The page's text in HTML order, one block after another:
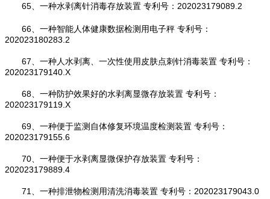
65、一种水剥离针消毒存放装置 专利号：202023179089.2
66、一种智能人体健康数据检测用电子秤 专利号：
202023180283.2
67、一种人水剥离、一次性使用皮肤点刺针消毒装置 专利号：
202023179140.X
68、一种防护效果好的水剥离显微存放装置 专利号：
202023179119.X
69、一种便于监测自体修复环境温度检测装置 专利号：
202023179155.6
70、一种便于水剥离显微保护存放装置 专利号：
202023179889.4
71、一种排泄物检测用清洗消毒装置 专利号：202023179043.0